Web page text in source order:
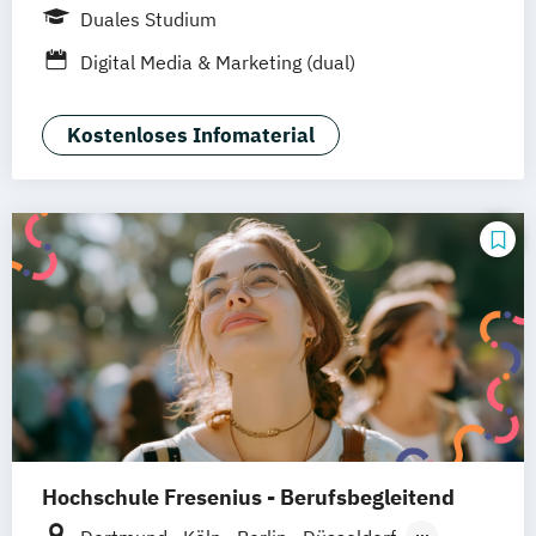
UE Innovation Hub
Duales Studium
Digital Media & Marketing (dual)
Kostenloses Infomaterial
Hochschule Fresenius - Berufsbegleitend